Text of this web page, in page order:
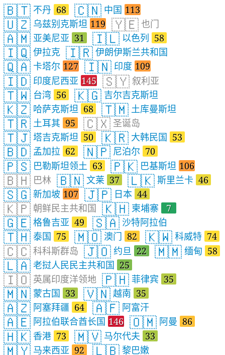
🇧🇹 不丹 68 🇨🇳 中国 113
🇺🇿 乌兹别克斯坦 119 🇾🇪 也门
🇦🇲 亚美尼亚 31 🇮🇱 以色列 58
🇮🇶 伊拉克 🇮🇷 伊朗伊斯兰共和国
🇶🇦 卡塔尔 127 🇮🇳 印度 109
🇮🇩 印度尼西亚 145 🇸🇾 叙利亚
🇹🇼 台湾 56 🇰🇬 吉尔吉克斯坦
🇰🇿 哈萨克斯坦 68 🇹🇲 土库曼斯坦
🇹🇷 土耳其 95 🇨🇽 圣诞岛
🇹🇯 塔吉克斯坦 50 🇰🇷 大韩民国 53
🇧🇩 孟加拉 62 🇳🇵 尼泊尔 70
🇵🇸 巴勒斯坦领土 63 🇵🇰 巴基斯坦 106
🇧🇭 巴林 🇧🇳 文莱 37 🇱🇰 斯里兰卡 46
🇸🇬 新加坡 107 🇯🇵 日本 44
🇰🇵 朝鲜民主共和国 🇰🇭 柬埔寨 7
🇬🇪 格鲁吉亚 49 🇸🇦 沙特阿拉伯
🇹🇭 泰国 75 🇲🇴 澳门 82 🇰🇼 科威特 74
🇨🇨 科科斯群岛 🇯🇴 约旦 22 🇲🇲 缅甸 58
🇱🇦 老挝人民民主共和国 25
🇮🇴 英属印度洋领地 🇵🇭 菲律宾 35
🇲🇳 蒙古国 33 🇻🇳 越南 35
🇦🇿 阿塞拜疆 64 🇦🇫 阿富汗
🇦🇪 阿拉伯联合酋长国 146 🇴🇲 阿曼 86
🇭🇰 香港 73 🇲🇻 马尔代夫 33
🇲🇾 马来西亚 92 🇱🇧 黎巴嫩